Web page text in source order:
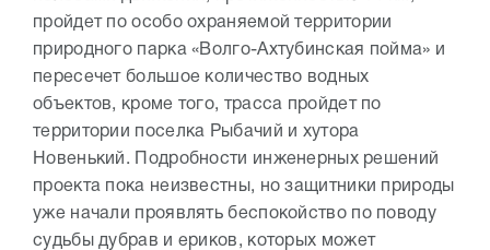
пройдет по особо охраняемой территории
природного парка «Волго-Ахтубинская пойма» и
пересечет большое количество водных
объектов, кроме того, трасса пройдет по
территории поселка Рыбачий и хутора
Новенький. Подробности инженерных решений
проекта пока неизвестны, но защитники природы
уже начали проявлять беспокойство по поводу
судьбы дубрав и ериков, которых может